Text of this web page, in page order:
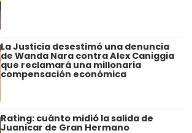
La Justicia desestimó una denuncia
de Wanda Nara contra Alex Caniggia
que reclamará una millonaria
compensación económica
Rating: cuánto midió la salida de
Juanicar de Gran Hermano